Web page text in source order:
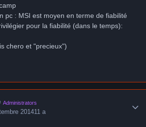
pc : MSI est moyen en terme de fiabilité
pour la fiabilité (dans le temps):
chero et "precieux")
Administrators
201411 a